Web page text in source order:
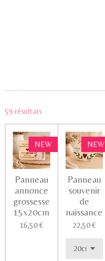
59 résultats
NEW
Panneau
annonce
grossesse
15x20cm
16,50 €
NEW
Panneau
souvenir
de
naissance
22,50 €